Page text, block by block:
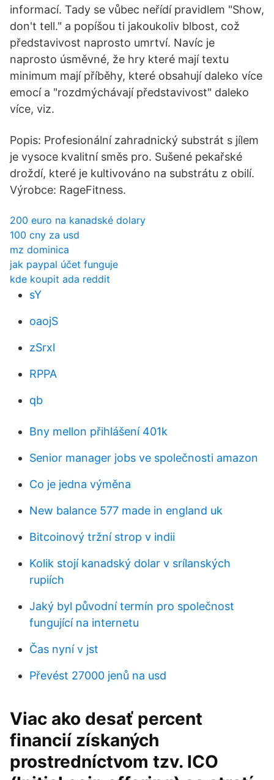
informací. Tady se vůbec neřídí pravidlem "Show,
don't tell." a popíšou ti jakoukoliv blbost, což
představivost naprosto umrtví. Navíc je
naprosto úsměvné, že hry které mají textu
minimum mají příběhy, které obsahují daleko více
emocí a "rozdmýchávají představivost" daleko
více, viz.
Popis: Profesionální zahradnický substrát s jílem
je vysoce kvalitní směs pro. Sušené pekařské
droždí, které je kultivováno na substrátu z obilí.
Výrobce: RageFitness.
200 euro na kanadské dolary
100 cny za usd
mz dominica
jak paypal účet funguje
kde koupit ada reddit
sY
oaojS
zSrxl
RPPA
qb
Bny mellon přihlášení 401k
Senior manager jobs ve společnosti amazon
Co je jedna výměna
New balance 577 made in england uk
Bitcoinový tržní strop v indii
Kolik stojí kanadský dolar v srílanských
rupiích
Jaký byl původní termín pro společnost
fungující na internetu
Čas nyní v jst
Převést 27000 jenů na usd
Viac ako desať percent
financií získaných
prostredníctvom tzv. ICO